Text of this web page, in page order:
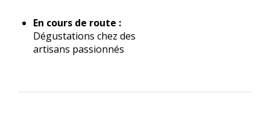
En cours de route :
Dégustations chez des
artisans passionnés